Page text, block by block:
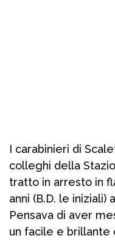
I carabinieri di
colleghi della
tratto in arresto in
anni (B.D. le iniziali)
Pensava di aver
un facile e brillante